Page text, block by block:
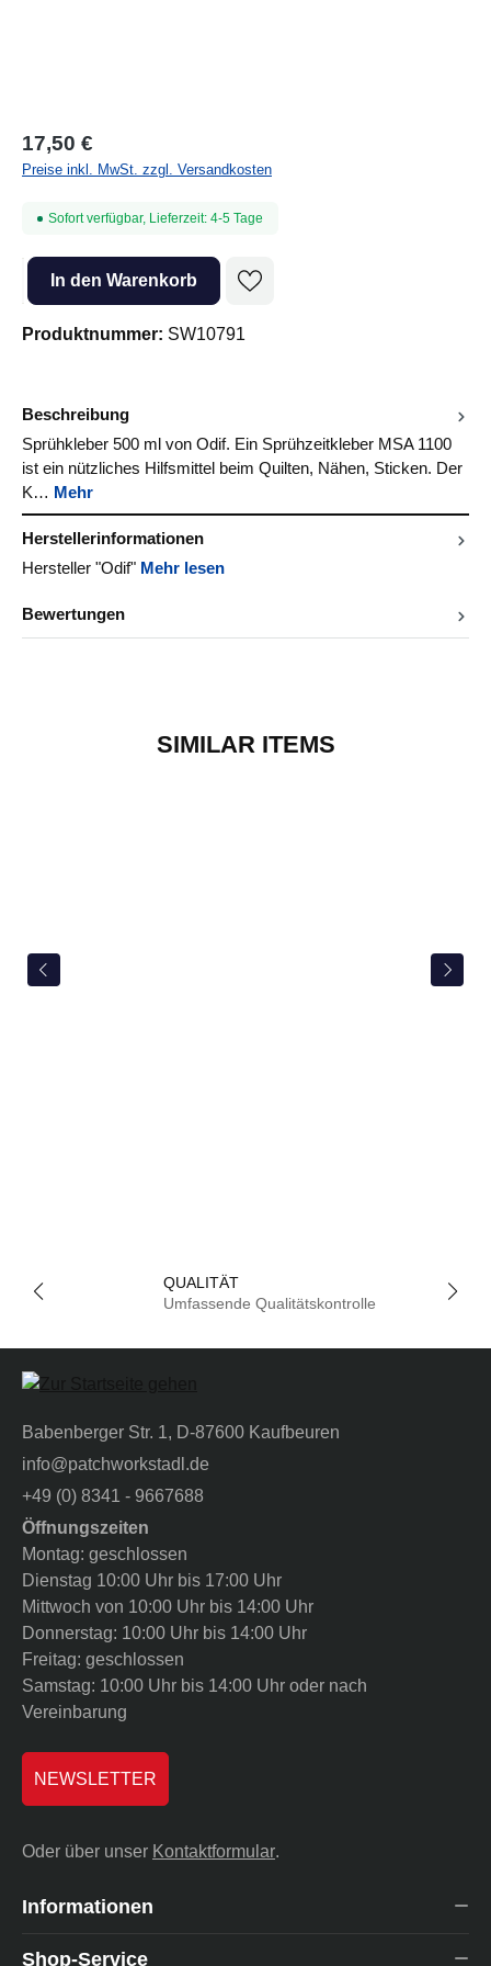
17,50 €
Preise inkl. MwSt. zzgl. Versandkosten
Sofort verfügbar, Lieferzeit: 4-5 Tage
Produkt Anzahl: Gib den gewünschten Wert ein oder benutze die
In den Warenkorb
Produktnummer: SW10791
Beschreibung
Sprühkleber 500 ml von Odif. Ein Sprühzeitkleber MSA 1100
ist ein nützliches Hilfsmittel beim Quilten, Nähen, Sticken. Der
K… Mehr
Herstellerinformationen
Hersteller "Odif" Mehr lesen
Bewertungen
SIMILAR ITEMS
QUALITÄT
Umfassende Qualitätskontrolle
Babenberger Str. 1, D-87600 Kaufbeuren
info@patchworkstadl.de
+49 (0) 8341 - 9667688
Öffnungszeiten
Montag: geschlossen
Dienstag 10:00 Uhr bis 17:00 Uhr
Mittwoch von 10:00 Uhr bis 14:00 Uhr
Donnerstag: 10:00 Uhr bis 14:00 Uhr
Freitag: geschlossen
Samstag: 10:00 Uhr bis 14:00 Uhr oder nach
Vereinbarung
NEWSLETTER
Oder über unser Kontaktformular.
Informationen
Shop-Service